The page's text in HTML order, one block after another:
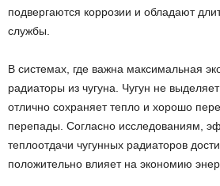
подвергаются коррозии и обладают
службы.
В системах, где важна максимальная
радиаторы из чугуна. Чугун не
отлично сохраняет тепло и хорошо
перепады. Согласно исследованиям,
теплоотдачи чугунных радиаторов
положительно влияет на экономию